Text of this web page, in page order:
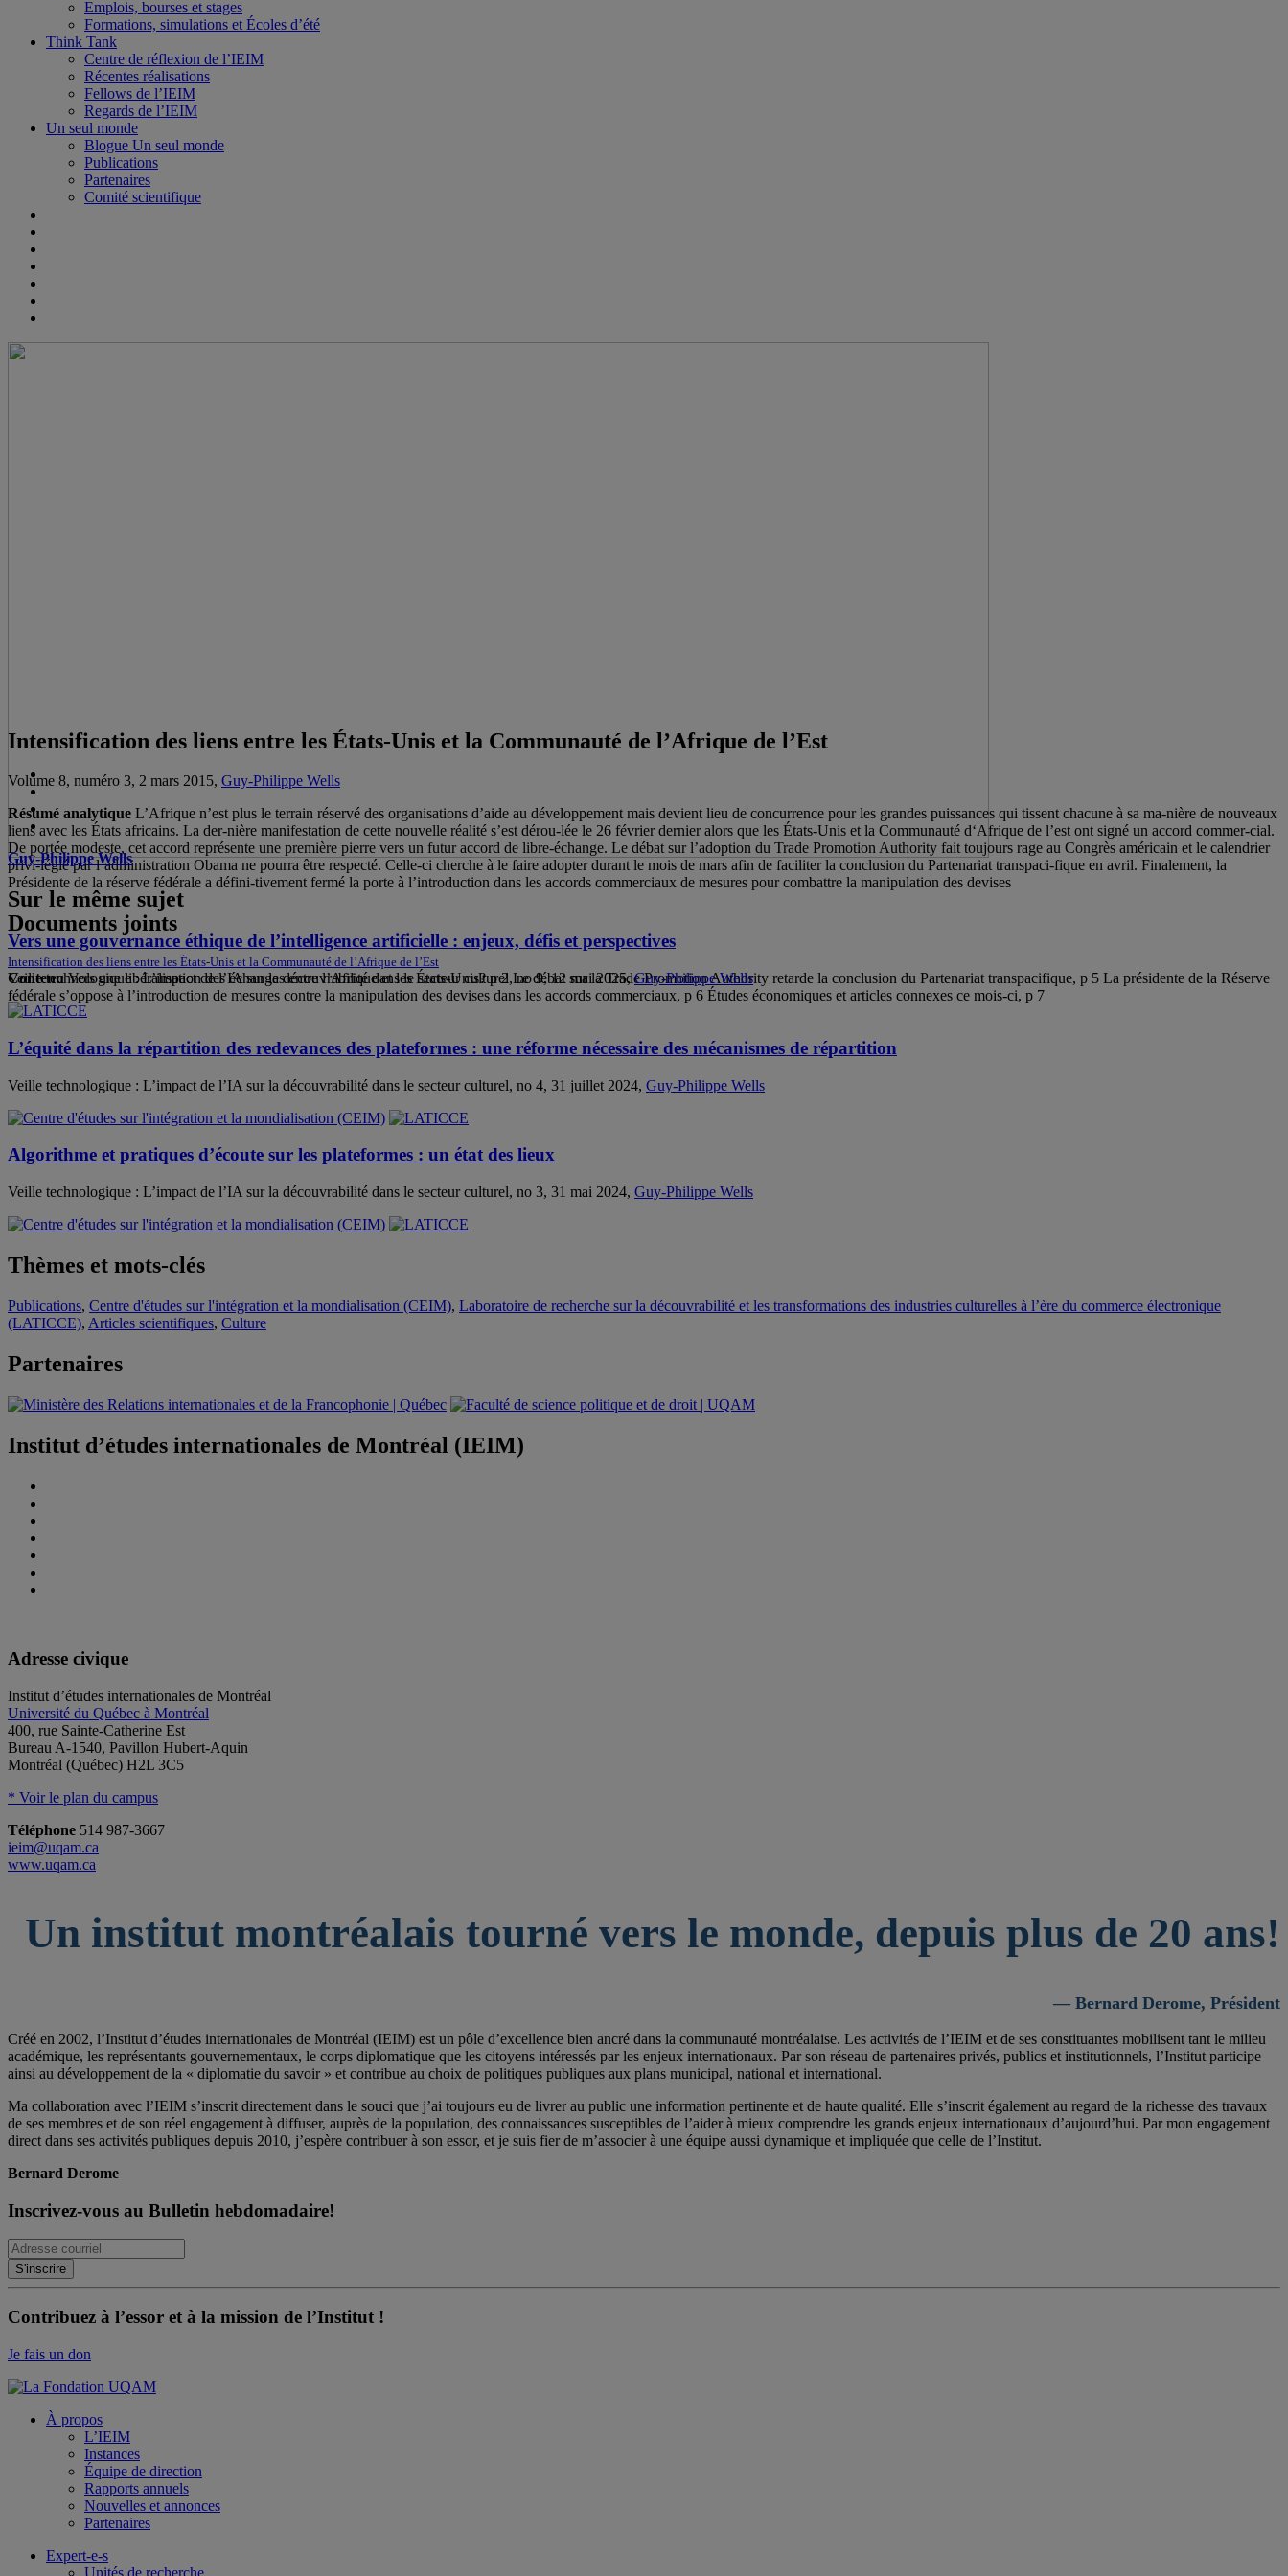
Emplois, bourses et stages
Formations, simulations et Écoles d’été
Think Tank
Centre de réflexion de l’IEIM
Récentes réalisations
Fellows de l’IEIM
Regards de l’IEIM
Un seul monde
Blogue Un seul monde
Publications
Partenaires
Comité scientifique
Intensification des liens entre les États-Unis et la Communauté de l’Afrique de l’Est
Volume 8, numéro 3, 2 mars 2015, Guy-Philippe Wells
Résumé analytique L’Afrique n’est plus le terrain réservé des organisations d’aide au développement mais devient lieu de concurrence pour les grandes puissances qui tissent chacune à sa ma-nière de nouveaux
liens avec les États africains. La der-nière manifestation de cette nouvelle réalité s’est dérou-lée le 26 février dernier alors que les États-Unis et la Communauté d‘Afrique de l’est ont signé un accord commer-cial.
De portée modeste, cet accord représente une première pierre vers un futur accord de libre-échange. Le débat sur l’adoption du Trade Promotion Authority fait toujours rage au Congrès américain et le calendrier
privi-légié par l’administration Obama ne pourra être respecté. Celle-ci cherche à le faire adopter durant le mois de mars afin de faciliter la conclusion du Partenariat transpaci-fique en avril. Finalement, la
Présidente de la réserve fédérale a défini-tivement fermé la porte à l’introduction dans les accords commerciaux de mesures pour combattre la manipulation des devises
Documents joints
Intensification des liens entre les États-Unis et la Communauté de l’Afrique de l’Est
ContenuVers une libéralisation des échanges entre l’Afrique et les États-Unis? p 2 Le débat sur la Trade Promotion Authority retarde la conclusion du Partenariat transpacifique, p 5 La présidente de la Réserve
fédérale s’oppose à l’introduction de mesures contre la manipulation des devises dans les accords commerciaux, p 6 Études économiques et articles connexes ce mois-ci, p 7
Guy-Philippe Wells
Sur le même sujet
Vers une gouvernance éthique de l’intelligence artificielle : enjeux, défis et perspectives
Veille technologique : L’impact de l’IA sur la découvrabilité dans le secteur culturel, no 9, 12 mai 2025,Guy-Philippe Wells
L’équité dans la répartition des redevances des plateformes : une réforme nécessaire des mécanismes de répartition
Veille technologique : L’impact de l’IA sur la découvrabilité dans le secteur culturel, no 4, 31 juillet 2024, Guy-Philippe Wells
Algorithme et pratiques d’écoute sur les plateformes : un état des lieux
Veille technologique : L’impact de l’IA sur la découvrabilité dans le secteur culturel, no 3, 31 mai 2024, Guy-Philippe Wells
Thèmes et mots-clés
Publications, Centre d'études sur l'intégration et la mondialisation (CEIM), Laboratoire de recherche sur la découvrabilité et les transformations des industries culturelles à l’ère du commerce électronique
(LATICCE), Articles scientifiques, Culture
Partenaires
Institut d’études internationales de Montréal (IEIM)
Adresse civique
Institut d’études internationales de Montréal
Université du Québec à Montréal
400, rue Sainte-Catherine Est
Bureau A-1540, Pavillon Hubert-Aquin
Montréal (Québec) H2L 3C5
* Voir le plan du campus
Téléphone 514 987-3667
ieim@uqam.ca
www.uqam.ca
Un institut montréalais tourné vers le monde, depuis plus de 20 ans!
— Bernard Derome, Président
Créé en 2002, l’Institut d’études internationales de Montréal (IEIM) est un pôle d’excellence bien ancré dans la communauté montréalaise. Les activités de l’IEIM et de ses constituantes mobilisent tant le milieu
académique, les représentants gouvernementaux, le corps diplomatique que les citoyens intéressés par les enjeux internationaux. Par son réseau de partenaires privés, publics et institutionnels, l’Institut participe
ainsi au développement de la « diplomatie du savoir » et contribue au choix de politiques publiques aux plans municipal, national et international.
Ma collaboration avec l’IEIM s’inscrit directement dans le souci que j’ai toujours eu de livrer au public une information pertinente et de haute qualité. Elle s’inscrit également au regard de la richesse des travaux
de ses membres et de son réel engagement à diffuser, auprès de la population, des connaissances susceptibles de l’aider à mieux comprendre les grands enjeux internationaux d’aujourd’hui. Par mon engagement
direct dans ses activités publiques depuis 2010, j’espère contribuer à son essor, et je suis fier de m’associer à une équipe aussi dynamique et impliquée que celle de l’Institut.
Bernard Derome
Inscrivez-vous au Bulletin hebdomadaire!
Contribuez à l’essor et à la mission de l’Institut !
Je fais un don
À propos
L’IEIM
Instances
Équipe de direction
Rapports annuels
Nouvelles et annonces
Partenaires
Expert-e-s
Unités de recherche